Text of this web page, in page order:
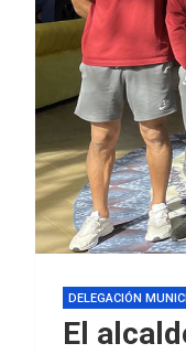
DELEGACIÓN
El